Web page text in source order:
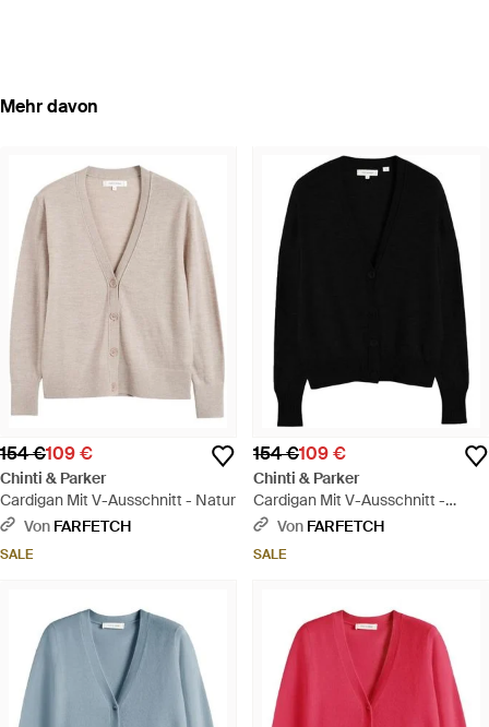
Mehr davon
154 €109 €
Chinti & Parker
Cardigan Mit V-Ausschnitt - Natur
Von FARFETCH
SALE
154 €109 €
Chinti & Parker
Cardigan Mit V-Ausschnitt -
Schwarz
Von FARFETCH
SALE